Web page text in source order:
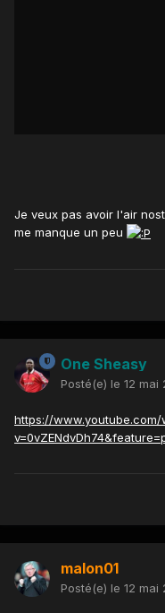
Je veux pas avoir l'air
me manque un peu
One Sheasy
Posté(e) le 12 mai
https://www.youtube.com/
malon01
Posté(e) le 12 mai